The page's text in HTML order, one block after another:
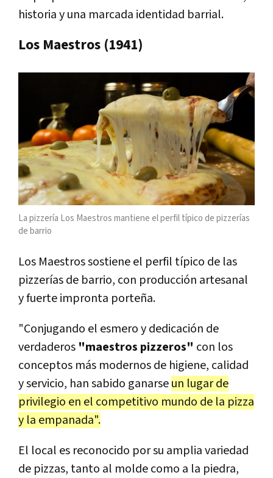
historia y una marcada identidad barrial.
Los Maestros (1941)
La pizzería Los Maestros mantiene el perfil típico de pizzerías
de barrio
Los Maestros sostiene el perfil típico de las
pizzerías de barrio, con producción artesanal
y fuerte impronta porteña.
"Conjugando el esmero y dedicación de
verdaderos "maestros pizzeros" con los
conceptos más modernos de higiene, calidad
y servicio, han sabido ganarseun lugar de
privilegio en el competitivo mundo de la pizza
y la empanada".
El local es reconocido por su amplia variedad
de pizzas, tanto al molde como a la piedra,